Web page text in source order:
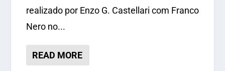
realizado por Enzo G. Castellari com Franco
Nero no...
READ MORE